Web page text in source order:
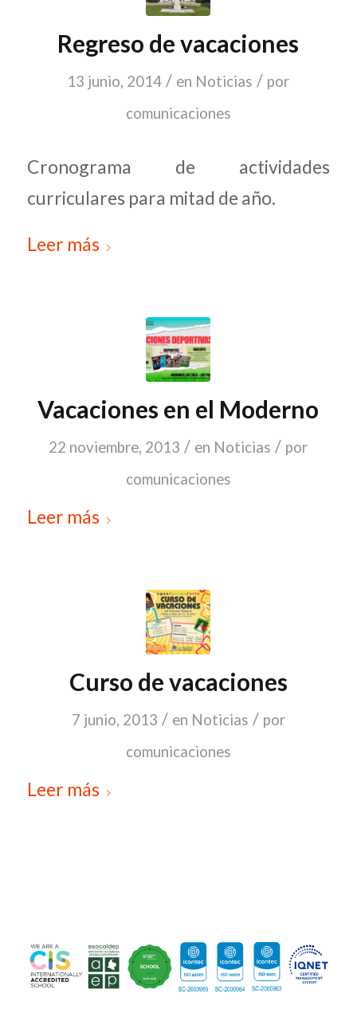
Regreso de vacaciones
13 junio, 2014 / en Noticias / por
comunicaciones
Cronograma de actividades
curriculares para mitad de año.
Leer más
Vacaciones en el Moderno
22 noviembre, 2013 / en Noticias / por
comunicaciones
Leer más
Curso de vacaciones
7 junio, 2013 / en Noticias / por
comunicaciones
Leer más